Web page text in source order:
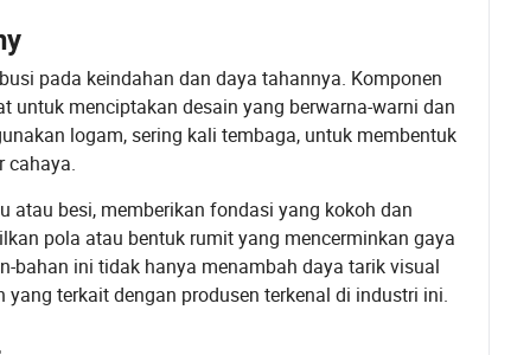
pada keindahan dan daya tahannya. Komponen
untuk menciptakan desain yang berwarna-warni dan
logam, sering kali tembaga, untuk membentuk
cahaya.
besi, memberikan fondasi yang kokoh dan
pola atau bentuk rumit yang mencerminkan gaya
bahan ini tidak hanya menambah daya tarik visual
terkait dengan produsen terkenal di industri ini.